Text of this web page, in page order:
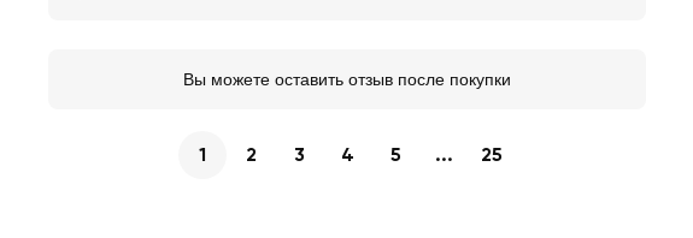
Вы можете оставить отзыв после покупки
1 2 3 4 5 ... 25